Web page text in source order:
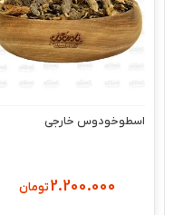
اسطوخودوس خارجی
2.200.000تومان